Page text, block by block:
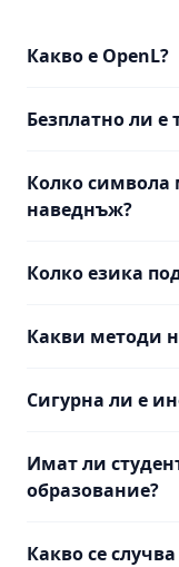
Какво е OpenL?
Безплатно ли е
Колко символа
наведнъж?
Колко езика
Какви методи
Сигурна ли е
Имат ли
образование?
Какво се